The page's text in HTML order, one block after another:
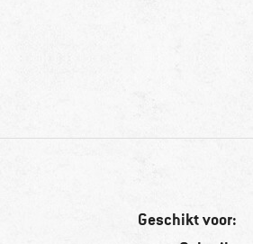
Geschikt voor: